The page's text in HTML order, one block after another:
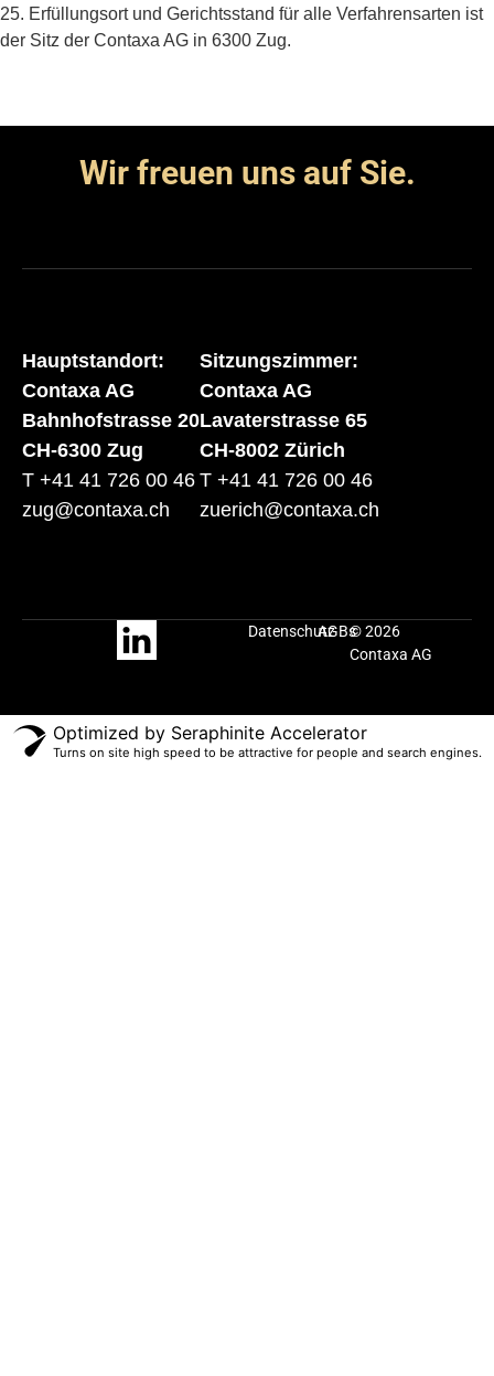
25. Erfüllungsort und Gerichtsstand für alle Verfahrensarten ist
der Sitz der Contaxa AG in 6300 Zug.
Wir freuen uns auf Sie.
Hauptstandort:
Contaxa AG
Bahnhofstrasse 20
CH-6300 Zug
T +41 41 726 00 46
zug@contaxa.ch
Sitzungszimmer:
Contaxa AG
Lavaterstrasse 65
CH-8002 Zürich
T +41 41 726 00 46
zuerich@contaxa.ch
DatenschutzAGBs© 2026
Contaxa AG
Optimized by Seraphinite Accelerator
Turns on site high speed to be attractive for people and search engines.